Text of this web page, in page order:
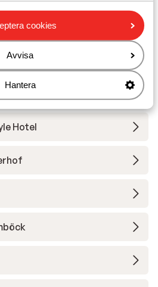
cookies
Avvisa
Hantera
Hotel